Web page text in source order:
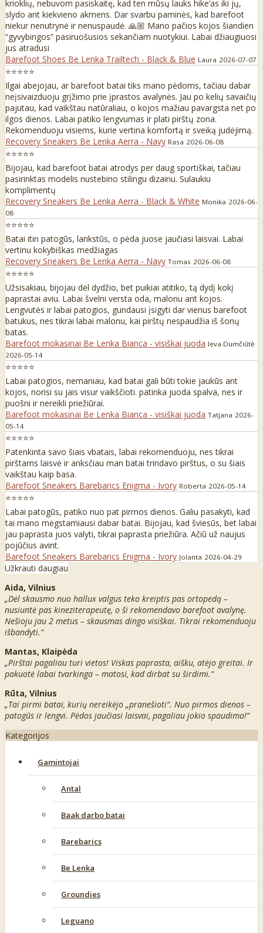
krioklių, nebuvom pasiskaitę, kad ten mūsų lauks hike’as iki jų,
slydo ant kiekvieno akmens. Dar svarbu paminės, kad barefoot
niekur nenutrynė ir nenuspaudė. 🙏🏼 Mano pačios kojos šiandien
“gyvybingos” pasiruošusios sekančiam nuotykiui. Labai džiaugiuosi
jus atradusi
Barefoot Shoes Be Lenka Trailtech - Black & Blue Laura 2026-07-07
⭐⭐⭐⭐⭐
Ilgai abejojau, ar barefoot batai tiks mano pėdoms, tačiau dabar
neįsivaizduoju grįžimo prie įprastos avalynės. Jau po kelių savaičių
pajutau, kad vaikštau natūraliau, o kojos mažiau pavargsta net po
ilgos dienos. Labai patiko lengvumas ir plati pirštų zona.
Rekomenduoju visiems, kurie vertina komfortą ir sveiką judėjimą.
Recovery Sneakers Be Lenka Aerra - Navy Rasa 2026-06-08
⭐⭐⭐⭐⭐
Bijojau, kad barefoot batai atrodys per daug sportiškai, tačiau
pasirinktas modelis nustebino stilingu dizainu. Sulaukiu
komplimentų
Recovery Sneakers Be Lenka Aerra - Black & White Monika 2026-06-
08
⭐⭐⭐⭐⭐
Batai itin patogūs, lankstūs, o pėda juose jaučiasi laisvai. Labai
vertinu kokybiškas medžiagas
Recovery Sneakers Be Lenka Aerra - Navy Tomas 2026-06-08
⭐⭐⭐⭐⭐
Užsisakiau, bijojau dėl dydžio, bet puikiai atitiko, tą dydį kokį
paprastai aviu. Labai švelni versta oda, malonu ant kojos.
Lengvutės ir labai patogios, gundausi įsigyti dar vienus barefoot
batukus, nes tikrai labai malonu, kai pirštų nespaudžia iš šonų
batas.
Barefoot mokasinai Be Lenka Bianca - visiškai juoda Ieva Dumčiūtė
2026-05-14
⭐⭐⭐⭐⭐
Labai patogios, nemaniau, kad batai gali būti tokie jaukūs ant
kojos, norisi su jais visur vaikščioti. patinka juoda spalva, nes ir
puošni ir nereikli priežiūrai.
Barefoot mokasinai Be Lenka Bianca - visiškai juoda Tatjana 2026-
05-14
⭐⭐⭐⭐⭐
Patenkinta savo šiais vbatais, labai rekomenduoju, nes tikrai
pirštams laisvė ir anksčiau man batai trindavo pirštus, o su šiais
vaikštau kaip basa.
Barefoot Sneakers Barebarics Enigma - Ivory Roberta 2026-05-14
⭐⭐⭐⭐⭐
Labai patogūs, patiko nuo pat pirmos dienos. Galiu pasakyti, kad
tai mano mėgstamiausi dabar batai. Bijojau, kad šviesūs, bet labai
jau paprasta juos valyti, tikrai paprasta priežiūra. Ačiū už naujus
pojūčius avint.
Barefoot Sneakers Barebarics Enigma - Ivory Jolanta 2026-04-29
Užkrauti daugiau
Aida, Vilnius
„Dėl skausmo nuo hallux valgus teko kreiptis pas ortopedą –
nusiuntė pas kineziterapeutę, o ši rekomendavo barefoot avalynę.
Nešioju jau 2 metus – skausmas dingo visiškai. Tikrai rekomenduoju
išbandyti.“
Mantas, Klaipėda
„Pirštai pagaliau turi vietos! Viskas paprasta, aišku, atėjo greitai. Ir
pakuotė labai tvarkinga – matosi, kad dirbat su širdimi.“
Rūta, Vilnius
„Tai pirmi batai, kurių nereikėjo „pranešioti“. Nuo pirmos dienos –
patogūs ir lengvi. Pėdos jaučiasi laisvai, pagaliau jokio spaudimo!“
Kategorijos
Gamintojai
Antal
Baak darbo batai
Barebarics
Be Lenka
Groundies
Leguano